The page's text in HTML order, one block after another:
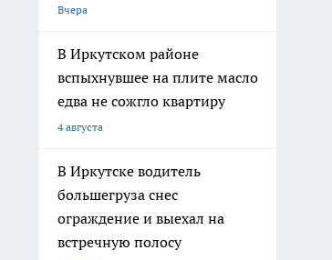
Вчера
В Иркутском районе
вспыхнувшее на плите масло
едва не сожгло квартиру
4 августа
В Иркутске водитель
большегруза снес
ограждение и выехал на
встречную полосу